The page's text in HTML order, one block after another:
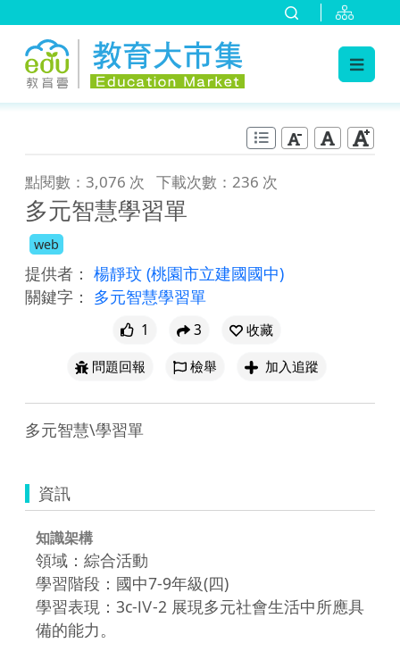
點閱數：3,076 次 下載次數：236 次
多元智慧學習單
web
提供者： 楊靜玟 (桃園市立建國國中)
關鍵字： 多元智慧學習單
1 3
收藏
問題回報
檢舉 加入追蹤
多元智慧\學習單
資訊
知識架構
領域：綜合活動
學習階段：國中7-9年級(四)
學習表現：3c-Ⅳ-2 展現多元社會生活中所應具
備的能力。